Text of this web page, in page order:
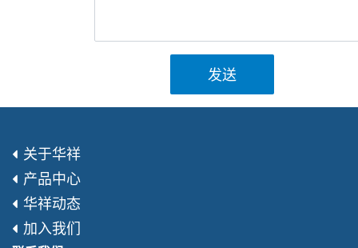
发送
关于华祥
产品中心
华祥动态
加入我们